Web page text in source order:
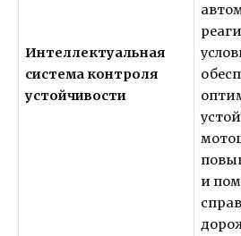
Интеллектуальная
система контроля
устойчивости
и